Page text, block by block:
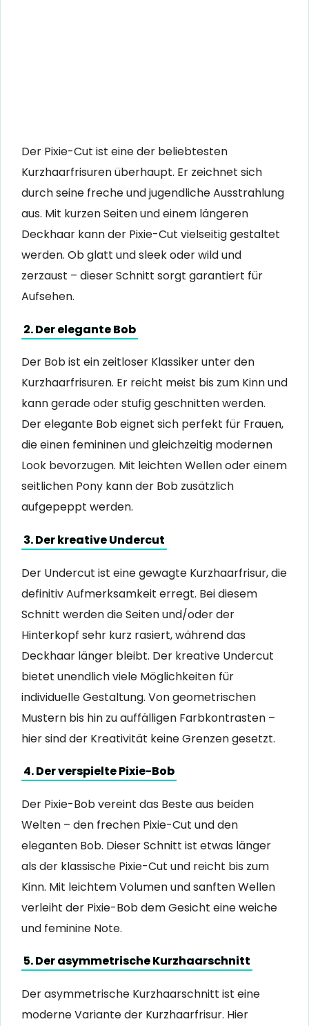
Der Pixie-Cut ist eine der beliebtesten
Kurzhaarfrisuren überhaupt. Er zeichnet sich
durch seine freche und jugendliche Ausstrahlung
aus. Mit kurzen Seiten und einem längeren
Deckhaar kann der Pixie-Cut vielseitig gestaltet
werden. Ob glatt und sleek oder wild und
zerzaust – dieser Schnitt sorgt garantiert für
Aufsehen.
2. Der elegante Bob
Der Bob ist ein zeitloser Klassiker unter den
Kurzhaarfrisuren. Er reicht meist bis zum Kinn und
kann gerade oder stufig geschnitten werden.
Der elegante Bob eignet sich perfekt für Frauen,
die einen femininen und gleichzeitig modernen
Look bevorzugen. Mit leichten Wellen oder einem
seitlichen Pony kann der Bob zusätzlich
aufgepeppt werden.
3. Der kreative Undercut
Der Undercut ist eine gewagte Kurzhaarfrisur, die
definitiv Aufmerksamkeit erregt. Bei diesem
Schnitt werden die Seiten und/oder der
Hinterkopf sehr kurz rasiert, während das
Deckhaar länger bleibt. Der kreative Undercut
bietet unendlich viele Möglichkeiten für
individuelle Gestaltung. Von geometrischen
Mustern bis hin zu auffälligen Farbkontrasten –
hier sind der Kreativität keine Grenzen gesetzt.
4. Der verspielte Pixie-Bob
Der Pixie-Bob vereint das Beste aus beiden
Welten – den frechen Pixie-Cut und den
eleganten Bob. Dieser Schnitt ist etwas länger
als der klassische Pixie-Cut und reicht bis zum
Kinn. Mit leichtem Volumen und sanften Wellen
verleiht der Pixie-Bob dem Gesicht eine weiche
und feminine Note.
5. Der asymmetrische Kurzhaarschnitt
Der asymmetrische Kurzhaarschnitt ist eine
moderne Variante der Kurzhaarfrisur. Hier